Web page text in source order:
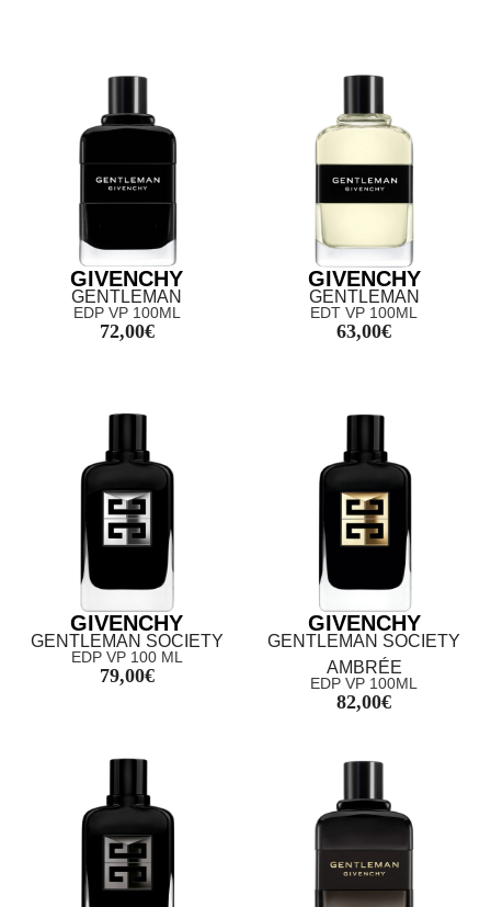
GIVENCHY
GENTLEMAN
EDP VP 100ML
72,00€
GIVENCHY
GENTLEMAN
EDT VP 100ML
63,00€
GIVENCHY
GENTLEMAN SOCIETY
EDP VP 100 ML
79,00€
GIVENCHY
GENTLEMAN SOCIETY
AMBRÉE
EDP VP 100ML
82,00€